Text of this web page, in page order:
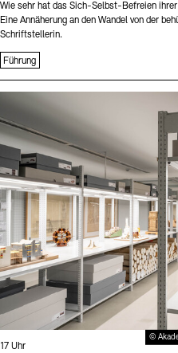
Wie sehr hat das Sich-Selbst-Befreien
Eine Annäherung an den Wandel von der
Schriftstellerin.
Führung
©
Uhrzeit:
17 Uhr